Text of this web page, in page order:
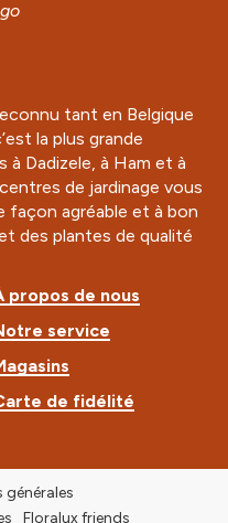
tant en Belgique
la plus grande
à Dadizele, à Ham et à
de jardinage vous
façon agréable et à bon
des plantes de qualité
propos de nous
service
de fidélité
Floralux friends